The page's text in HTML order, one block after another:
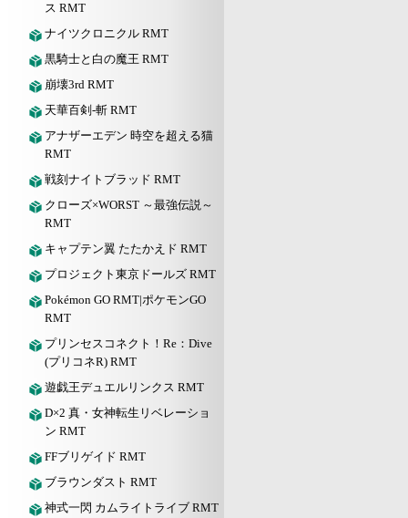
ス RMT
ナイツクロニクル RMT
黒騎士と白の魔王 RMT
崩壊3rd RMT
天華百剣-斬 RMT
アナザーエデン 時空を超える猫
RMT
戦刻ナイトブラッド RMT
クローズ×WORST ～最強伝説～
RMT
キャプテン翼 たたかえド RMT
プロジェクト東京ドールズ RMT
Pokémon GO RMT|ポケモンGO
RMT
プリンセスコネクト！Re：Dive
(プリコネR) RMT
遊戯王デュエルリンクス RMT
D×2 真・女神転生リベレーショ
ン RMT
FFブリゲイド RMT
ブラウンダスト RMT
神式一閃 カムライトライブ RMT